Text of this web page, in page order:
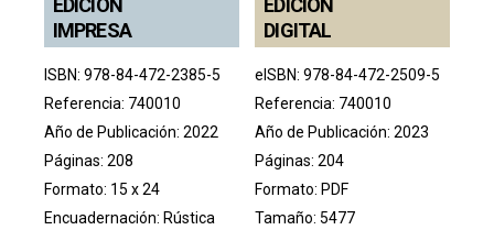
IMPRESA
ISBN: 978-84-472-2385-5
Referencia: 740010
Año de Publicación: 2022
Páginas: 208
Formato: 15 x 24
Encuadernación: Rústica
DIGITAL
eISBN: 978-84-472-2509-5
Referencia: 740010
Año de Publicación: 2023
Páginas: 204
Formato: PDF
Tamaño: 5477